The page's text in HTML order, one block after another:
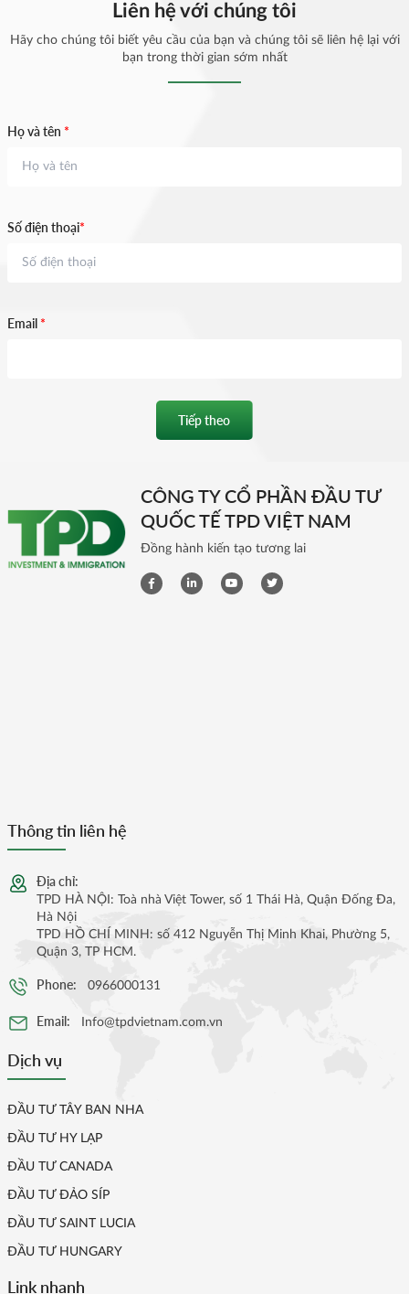
Liên hệ với chúng tôi
Hãy cho chúng tôi biết yêu cầu của bạn và chúng tôi sẽ liên hệ lại với
bạn trong thời gian sớm nhất
Họ và tên *
Số điện thoại*
Email *
Tiếp theo
CÔNG TY CỔ PHẦN ĐẦU TƯ
QUỐC TẾ TPD VIỆT NAM
Đồng hành kiến tạo tương lai
Thông tin liên hệ
Địa chỉ:
TPD HÀ NỘI: Toà nhà Việt Tower, số 1 Thái Hà, Quận Đống Đa,
Hà Nội
TPD HỒ CHÍ MINH: số 412 Nguyễn Thị Minh Khai, Phường 5,
Quận 3, TP HCM.
Phone: 0966000131
Email: Info@tpdvietnam.com.vn
Dịch vụ
ĐẦU TƯ TÂY BAN NHA
ĐẦU TƯ HY LẠP
ĐẦU TƯ CANADA
ĐẦU TƯ ĐẢO SÍP
ĐẦU TƯ SAINT LUCIA
ĐẦU TƯ HUNGARY
Link nhanh